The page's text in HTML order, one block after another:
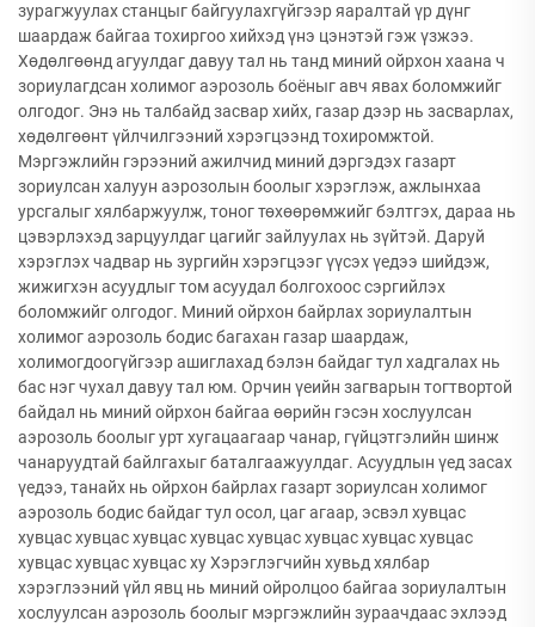
зурагжуулах станцыг байгуулахгүйгээр яаралтай үр дүнг
шаардаж байгаа тохиргоо хийхэд үнэ цэнэтэй гэж үзжээ.
Хөдөлгөөнд агуулдаг давуу тал нь танд миний ойрхон хаана ч
зориулагдсан холимог аэрозоль боёныг авч явах боломжийг
олгодог. Энэ нь талбайд засвар хийх, газар дээр нь засварлах,
хөдөлгөөнт үйлчилгээний хэрэгцээнд тохиромжтой.
Мэргэжлийн гэрээний ажилчид миний дэргэдэх газарт
зориулсан халуун аэрозолын боолыг хэрэглэж, ажлынхаа
урсгалыг хялбаржуулж, тоног төхөөрөмжийг бэлтгэх, дараа нь
цэвэрлэхэд зарцуулдаг цагийг зайлуулах нь зүйтэй. Даруй
хэрэглэх чадвар нь зургийн хэрэгцээг үүсэх үедээ шийдэж,
жижигхэн асуудлыг том асуудал болгохоос сэргийлэх
боломжийг олгодог. Миний ойрхон байрлах зориулалтын
холимог аэрозоль бодис багахан газар шаардаж,
холимогдоогүйгээр ашиглахад бэлэн байдаг тул хадгалах нь
бас нэг чухал давуу тал юм. Орчин үеийн загварын тогтвортой
байдал нь миний ойрхон байгаа өөрийн гэсэн хослуулсан
аэрозоль боолыг урт хугацаагаар чанар, гүйцэтгэлийн шинж
чанаруудтай байлгахыг баталгаажуулдаг. Асуудлын үед засах
үедээ, танайх нь ойрхон байрлах газарт зориулсан холимог
аэрозоль бодис байдаг тул осол, цаг агаар, эсвэл хувцас
хувцас хувцас хувцас хувцас хувцас хувцас хувцас хувцас
хувцас хувцас хувцас ху Хэрэглэгчийн хувьд хялбар
хэрэглээний үйл явц нь миний ойролцоо байгаа зориулалтын
хослуулсан аэрозоль боолыг мэргэжлийн зураачдаас эхлээд